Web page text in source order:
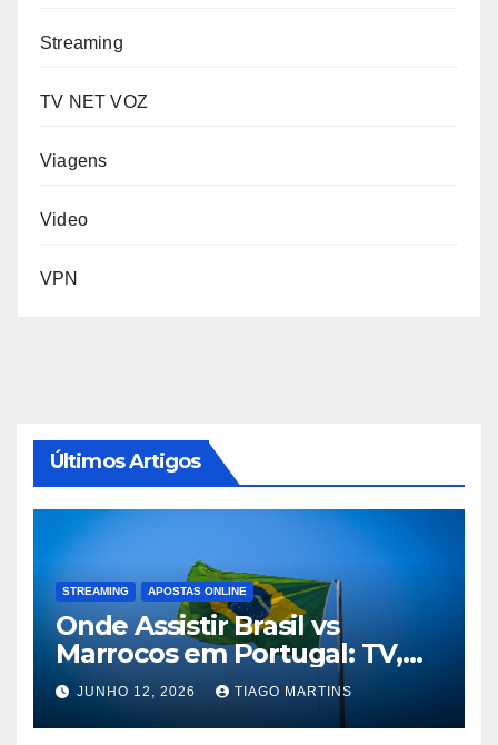
Streaming
TV NET VOZ
Viagens
Video
VPN
Últimos Artigos
STREAMING APOSTAS ONLINE
Onde Assistir Brasil vs
Marrocos em Portugal: TV,
Streaming e Horário do Jogo
JUNHO 12, 2026 TIAGO MARTINS